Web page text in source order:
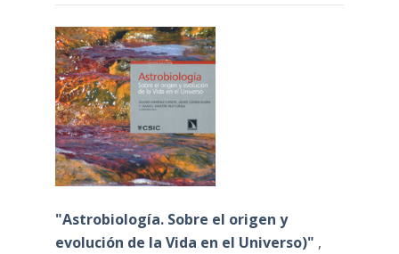
"Astrobiología. Sobre el origen y
evolución de la Vida en el Universo)" ,